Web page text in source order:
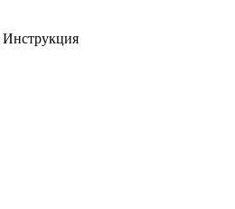
Инструкция